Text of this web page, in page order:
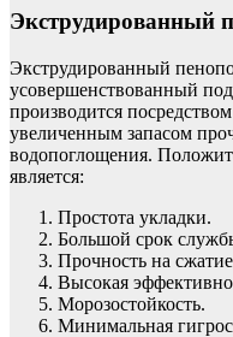
Экструдированный
Экструдированный
усовершенствованный
производится
увеличенным запасом
водопоглощения.
является:
Простота укладки.
Большой срок
Прочность на
Высокая
Морозостойкость.
Минимальная